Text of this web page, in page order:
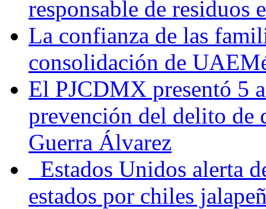
responsable de residuos
La confianza de las
consolidación de
El PJCDMX presentó 5
prevención del delito de
Guerra Álvarez
Estados Unidos alerta
estados por chiles